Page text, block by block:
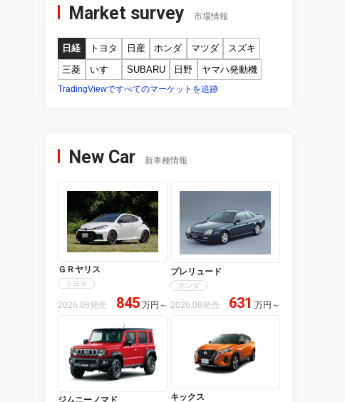
Market survey 市場情報
日経 トヨタ 日産 ホンダ マツダ
スズキ
三菱
いすゞ SUBARU 日野 ヤマハ発動機
TradingViewですべてのマーケットを追跡
New Car 新車種情報
ＧＲヤリス
トヨタ
2026.08発売 845 万円 ～
プレリュード
ホンダ
2026.08発売 631 万円 ～
キックス